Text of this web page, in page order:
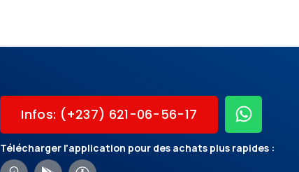
Infos: (+237) 621-06-56-17
Télécharger l'application pour des achats plus rapides :